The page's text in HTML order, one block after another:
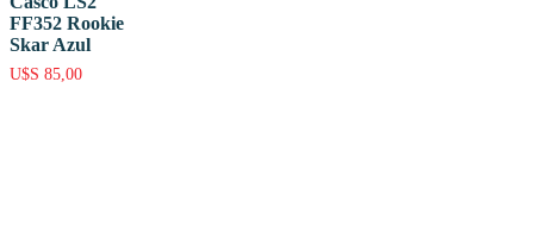
FF352 Rookie
Skar Azul
U$S 85,00